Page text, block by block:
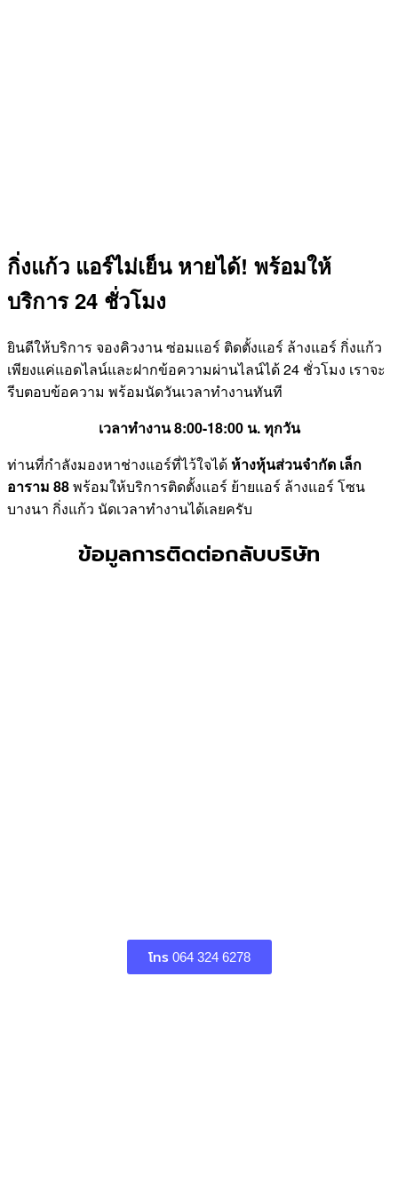
กิ่งแก้ว แอร์ไม่เย็น หายได้! พร้อมให้
บริการ 24 ชั่วโมง
ยินดีให้บริการ จองคิวงาน ซ่อมแอร์ ติดตั้งแอร์ ล้างแอร์ กิ่งแก้ว
เพียงแค่แอดไลน์และฝากข้อความผ่านไลน์ได้ 24 ชั่วโมง เราจะ
รีบตอบข้อความ พร้อมนัดวันเวลาทำงานทันที
เวลาทำงาน 8:00-18:00 น. ทุกวัน
ท่านที่กำลังมองหาช่างแอร์ที่ไว้ใจได้ ห้างหุ้นส่วนจำกัด เล็ก
อาราม 88พร้อมให้บริการติดตั้งแอร์ ย้ายแอร์ ล้างแอร์ โซน
บางนา กิ่งแก้ว นัดเวลาทำงานได้เลยครับ
ข้อมูลการติดต่อกลับบริษัท
โทร 064 324 6278